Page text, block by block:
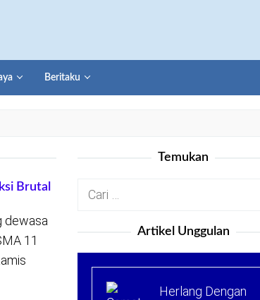
Beritaku
Brutal
dewasa
11
Temukan
Cari
Artikel Unggulan
Herlang Dengan